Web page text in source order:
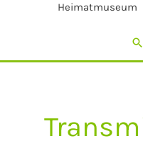
Heimatmuseum